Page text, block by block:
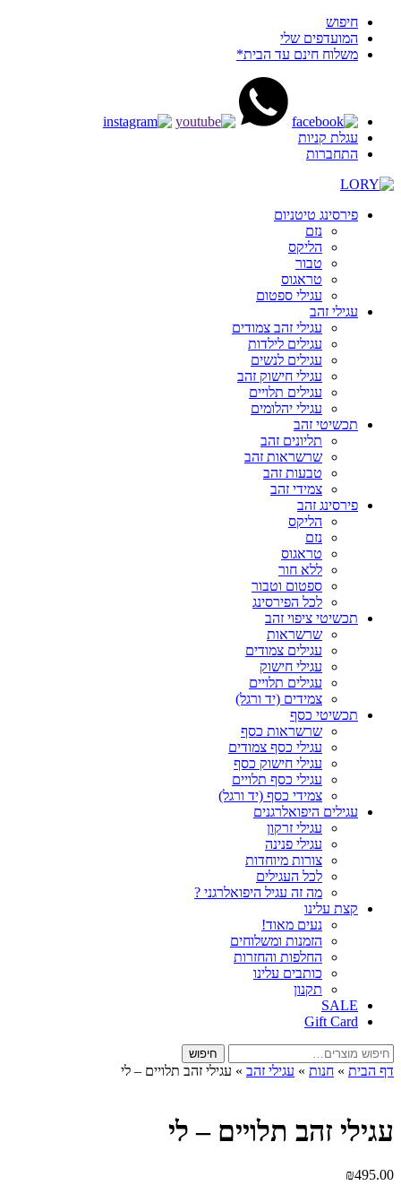
חיפוש
המועדפים שלי
משלוח חינם עד הבית*
עגלת קניות
התחברות
פירסינג טיטניום
נזם
הליקס
טבור
טראגוס
עגילי ספטום
עגילי זהב
עגילי זהב צמודים
עגילים לילדות
עגילים לנשים
עגילי חישוק זהב
עגילים תלויים
עגילי יהלומים
תכשיטי זהב
תליונים זהב
שרשראות זהב
טבעות זהב
צמידי זהב
פירסינג זהב
הליקס
נזם
טראגוס
ללא חור
ספטום וטבור
לכל הפירסינג
תכשיטי ציפוי זהב
שרשראות
עגילים צמודים
עגילי חישוק
עגילים תלויים
צמידים (יד ורגל)
תכשיטי כסף
שרשראות כסף
עגילי כסף צמודים
עגילי חישוק כסף
עגילי כסף תלויים
צמידי כסף (יד ורגל)
עגילים היפואלרגנים
עגילי זרקון
עגילי פנינה
צורות מיוחדות
לכל העגילים
מה זה עגיל היפואלרגני ?
קצת עלינו
נעים מאוד!
הזמנות ומשלוחים
החלפות והחזרות
כותבים עלינו
תקנון
SALE
Gift Card
חיפוש
עבור:
חיפוש
דף הבית » חנות » עגילי זהב » עגילי זהב תלויים – לי
עגילי זהב תלויים – לי
₪495.00